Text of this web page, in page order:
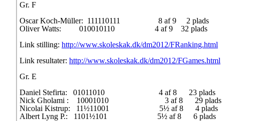
Gr. F
Oscar Koch-Müller: 111110111 8 af 9 2 plads
Oliver Watts: 010010110 4 af 9 32 plads
Link stilling: http://www.skoleskak.dk/dm2012/FRanking.html
Link resultater: http://www.skoleskak.dk/dm2012/FGames.html
Gr. E
Daniel Stefirta: 01011010 4 af 8 23 plads
Nick Gholami : 10001010 3 af 8 29 plads
Nicolai Kistrup: 11½11001 5½ af 8 4 plads
Albert Lyng P.: 1101½101 5½ af 8 6 plads